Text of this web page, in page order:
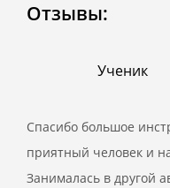
Отзывы:
Ученик
Спасибо большое
приятный человек и
Занималась в другой